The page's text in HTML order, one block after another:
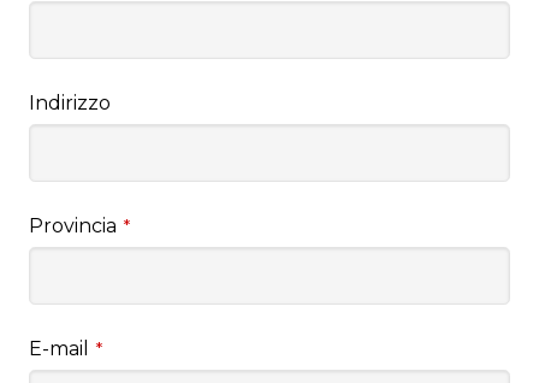
Indirizzo
Provincia *
E-mail *